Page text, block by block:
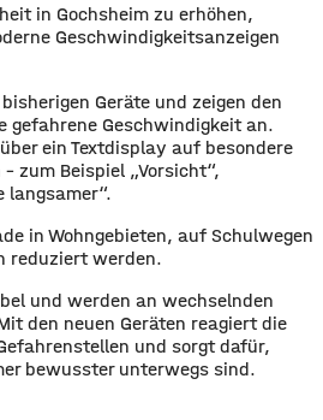
in Gochsheim zu erhöhen,
Geschwindigkeitsanzeigen
Geräte und zeigen den
gefahrene Geschwindigkeit an.
ein Textdisplay auf besondere
zum Beispiel „Vorsicht“,
langsamer“.
in Wohngebieten, auf Schulwegen
reduziert werden.
und werden an wechselnden
den neuen Geräten reagiert die
und sorgt dafür,
bewusster unterwegs sind.